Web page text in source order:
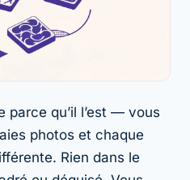
parce qu’il l’est — vous
photos et chaque
Rien dans le